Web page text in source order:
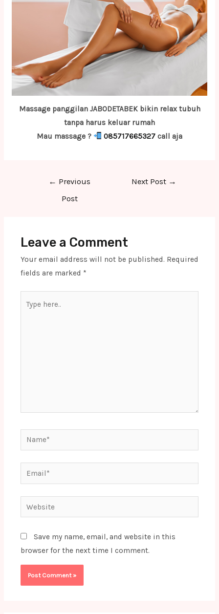
Massage panggilan JABODETABEK bikin relax tubuh
tanpa harus keluar rumah
Mau massage ?
085717665327 call aja
← Previous
Post
Next Post →
Leave a Comment
Your email address will not be published. Required
fields are marked *
here..
Name*
Email*
Website
Save my name, email, and website in this
browser for the next time I comment.